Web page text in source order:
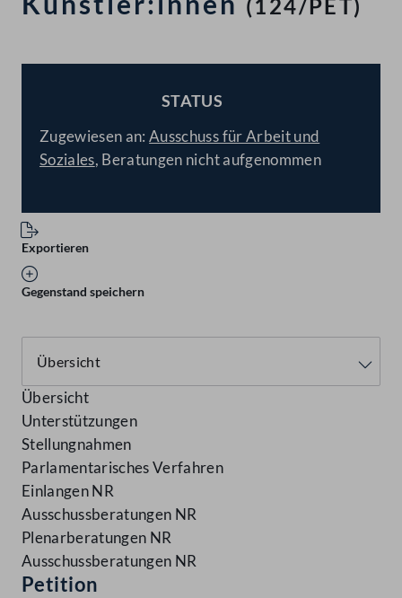
(124/PET)
STATUS
Zugewiesen an:Ausschuss für Arbeit und
Soziales, Beratungen nicht aufgenommen
Exportieren
Gegenstand speichern
Übersicht
Unterstützungen
Stellungnahmen
Parlamentarisches Verfahren
Einlangen NR
Ausschussberatungen NR
Plenarberatungen NR
Ausschussberatungen NR
Petition